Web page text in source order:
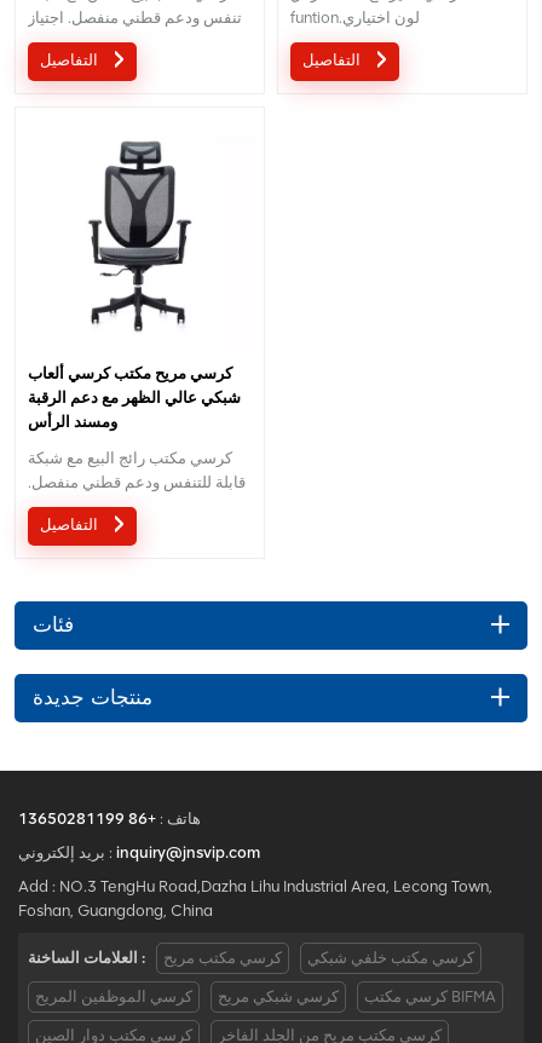
تنفس ودعم قطني منفصل. اجتياز
funtion.لون اختياري
كرسي مريح مكتب كرسي ألعاب
شبكي عالي الظهر مع دعم الرقبة
ومسند الرأس
كرسي مكتب رائج البيع مع شبكة
قابلة للتنفس ودعم قطني منفصل.
الخدمة المخصصة مع احتياجاتك
مقبولة.
فئات
منتجات جديدة
هاتف : +86 13650281199
بريد إلكتروني : inquiry@jnsvip.com
Add : NO.3 TengHu Road,Dazha Lihu Industrial Area, Lecong Town,
Foshan, Guangdong, China
العلامات الساخنة : كرسي مكتب مريح كرسي مكتب خلفي شبكي
كرسي الموظفين المريح كرسي شبكي مريح كرسي مكتب BIFMA
كرسي مكتب دوار الصين كرسي مكتب مريح من الجلد الفاخر